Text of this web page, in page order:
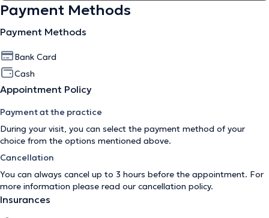
Payment Methods
Payment Methods
Bank Card
Cash
Appointment Policy
Payment at the practice
During your visit, you can select the payment method of your
choice from the options mentioned above.
Cancellation
You can always cancel up to 3 hours before the appointment. For
more information please read our cancellation policy.
Insurances